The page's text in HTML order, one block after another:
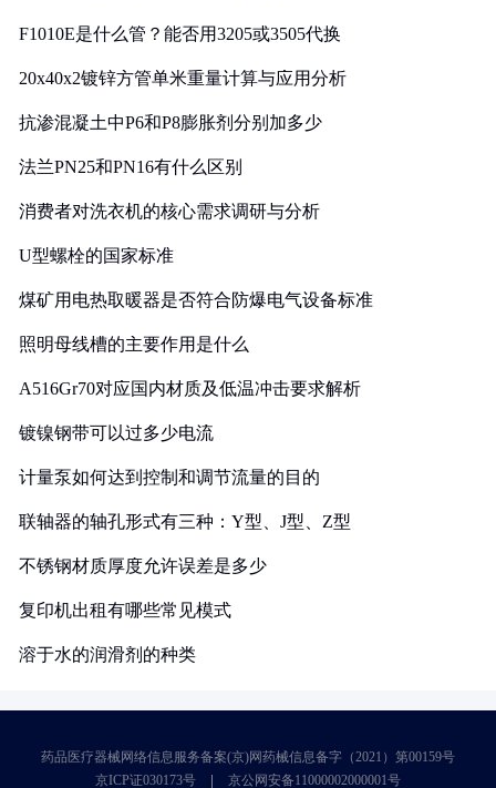
F1010E是什么管？能否用3205或3505代换
20x40x2镀锌方管单米重量计算与应用分析
抗渗混凝土中P6和P8膨胀剂分别加多少
法兰PN25和PN16有什么区别
消费者对洗衣机的核心需求调研与分析
U型螺栓的国家标准
煤矿用电热取暖器是否符合防爆电气设备标准
照明母线槽的主要作用是什么
A516Gr70对应国内材质及低温冲击要求解析
镀镍钢带可以过多少电流
计量泵如何达到控制和调节流量的目的
联轴器的轴孔形式有三种：Y型、J型、Z型
不锈钢材质厚度允许误差是多少
复印机出租有哪些常见模式
溶于水的润滑剂的种类
药品医疗器械网络信息服务备案(京)网药械信息备字（2021）第00159号
京ICP证030173号
京公网安备11000002000001号